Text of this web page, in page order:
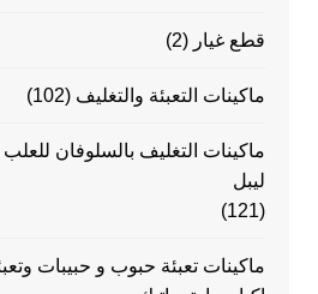
قطع غيار (2)
ماكينات التعبئة والتغليف (102)
ليبل
(121)
ماكينات تعبئة حبوب و حبيبات